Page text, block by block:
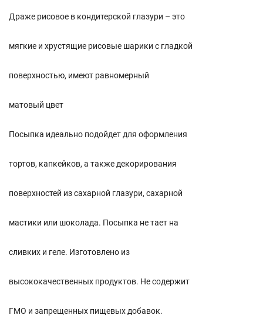
Драже рисовое в кондитерской глазури – это
мягкие и хрустящие рисовые шарики с гладкой
поверхностью, имеют равномерный
матовый цвет
Посыпка идеально подойдет для оформления
тортов, капкейков, а также декорирования
поверхностей из сахарной глазури, сахарной
мастики или шоколада. Посыпка не тает на
сливких и геле. Изготовлено из
высококачественных продуктов. Не содержит
ГМО и запрещенных пищевых добавок.